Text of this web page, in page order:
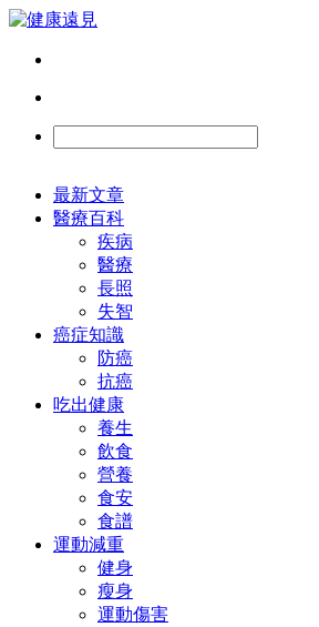
最新文章
醫療百科
疾病
醫療
長照
失智
癌症知識
防癌
抗癌
吃出健康
養生
飲食
營養
食安
食譜
運動減重
健身
瘦身
運動傷害